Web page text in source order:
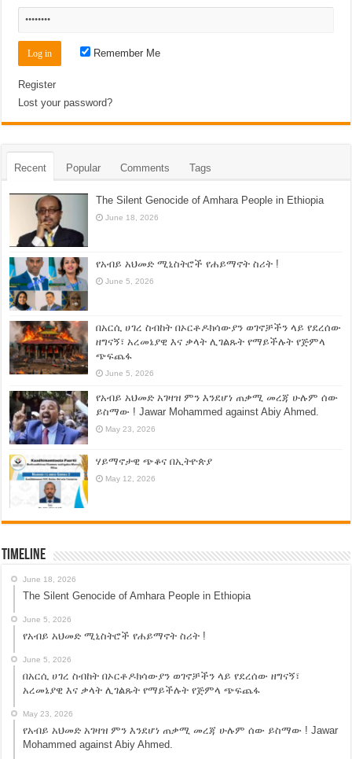
Remember Me
Register
Lost your password?
Recent Popular Comments Tags
The Silent Genocide of Amhara People in Ethiopia
June 18, 2026
የአብይ አህመድ ሚኒስትሮች የሐይማኖት ስሪት !
June 5, 2026
በአርሲ ሀገረ ስብከት በኦርቶዶክሳውያን ወገኖቻችን ላይ የደረሰው
ዘግናኝ፣ አረመኔያዊ እና ቃላት ሊገልጹት የማይችሉት የጅምላ
ጭፍጨፋ
June 5, 2026
የአብይ አህመድ አገዛዝ ምን እንደሆነ ጠቃሚ መረጃ ሁሉም ሰው
ይስማው ! Jawar Mohammed against Abiy Ahmed.
May 23, 2026
ሃይማኖታዊ ጭቆና በኢትዮጵያ
May 12, 2026
Timeline
June 18, 2026
The Silent Genocide of Amhara People in Ethiopia
June 5, 2026
የአብይ አህመድ ሚኒስትሮች የሐይማኖት ስሪት !
June 5, 2026
በአርሲ ሀገረ ስብከት በኦርቶዶክሳውያን ወገኖቻችን ላይ የደረሰው ዘግናኝ፣
አረመኔያዊ እና ቃላት ሊገልጹት የማይችሉት የጅምላ ጭፍጨፋ
May 23, 2026
የአብይ አህመድ አገዛዝ ምን እንደሆነ ጠቃሚ መረጃ ሁሉም ሰው ይስማው ! Jawar
Mohammed against Abiy Ahmed.